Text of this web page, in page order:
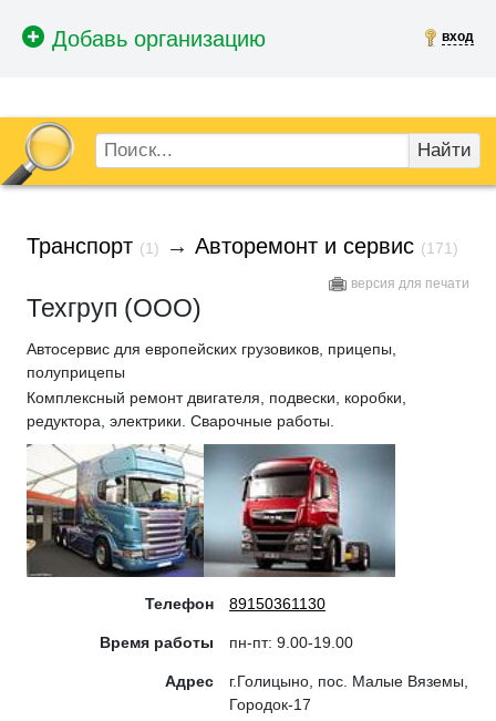
вход
Найти
Транспорт (1) → Авторемонт и сервис (171)
версия для печати
Техгруп (ООО)
Автосервис для европейских грузовиков, прицепы,
полуприцепы
Комплексный ремонт двигателя, подвески, коробки,
редуктора, электрики. Сварочные работы.
Телефон 89150361130
Время работы пн-пт: 9.00-19.00
Адрес
г.Голицыно, пос. Малые Вяземы,
Городок-17